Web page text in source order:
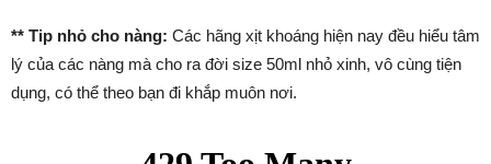
** Tip nhỏ cho nàng: Các hãng xịt khoáng hiện nay đều hiểu tâm
lý của các nàng mà cho ra đời size 50ml nhỏ xinh, vô cùng tiện
dụng, có thể theo bạn đi khắp muôn nơi.